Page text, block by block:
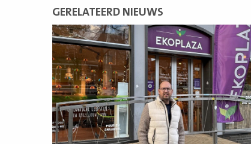
GERELATEERD NIEUWS
Lees
meer